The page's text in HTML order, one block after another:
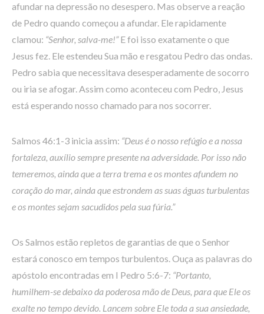
afundar na depressão no desespero. Mas observe a reação
de Pedro quando começou a afundar. Ele rapidamente
clamou: “Senhor, salva-me!”E foi isso exatamente o que
Jesus fez. Ele estendeu Sua mão e resgatou Pedro das ondas.
Pedro sabia que necessitava desesperadamente de socorro
ou iria se afogar. Assim como aconteceu com Pedro, Jesus
está esperando nosso chamado para nos socorrer.
Salmos 46:1-3 inicia assim: “Deus é o nosso refúgio e a nossa
fortaleza, auxílio sempre presente na adversidade. Por isso não
temeremos, ainda que a terra trema e os montes afundem no
coração do mar, ainda que estrondem as suas águas turbulentas
e os montes sejam sacudidos pela sua fúria.”
Os Salmos estão repletos de garantias de que o Senhor
estará conosco em tempos turbulentos. Ouça as palavras do
apóstolo encontradas em I Pedro 5:6-7: “Portanto,
humilhem-se debaixo da poderosa mão de Deus, para que Ele os
exalte no tempo devido. Lancem sobre Ele toda a sua ansiedade,